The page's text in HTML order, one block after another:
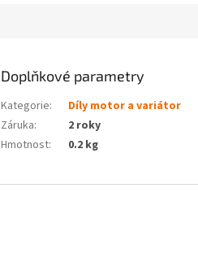
Doplňkové parametry
Kategorie:
Díly motor a variátor
Záruka:
2 roky
Hmotnost: 0.2 kg